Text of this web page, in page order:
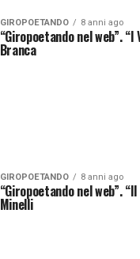
GIROPOETANDO 8 anni ago
“Giropoetando nel web”.
Branca
GIROPOETANDO 8 anni ago
“Giropoetando nel web”.
Minelli